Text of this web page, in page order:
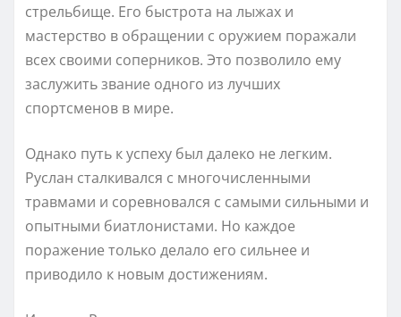
стрельбище. Его быстрота на лыжах и
мастерство в обращении с оружием поражали
всех своими соперников. Это позволило ему
заслужить звание одного из лучших
спортсменов в мире.
Однако путь к успеху был далеко не легким.
Руслан сталкивался с многочисленными
травмами и соревновался с самыми сильными и
опытными биатлонистами. Но каждое
поражение только делало его сильнее и
приводило к новым достижениям.